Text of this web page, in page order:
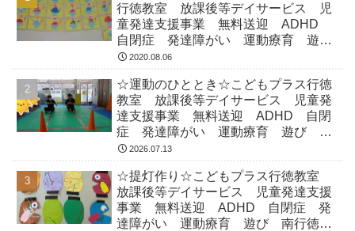
行徳教室 放課後等デイサービス 児
童発達支援事業 無料送迎 ADHD
自閉症 発達障がい 運動療育 遊
び 南行徳 市川市 浦安市
2020.08.06
☆運動のひととき☆こどもプラス行徳
教室 放課後等デイサービス 児童発
達支援事業 無料送迎 ADHD 自閉
症 発達障がい 運動療育 遊び 南
行徳 市川市 浦安市
2026.07.13
☆提灯作り☆こどもプラス行徳教室
放課後等デイサービス 児童発達支援
事業 無料送迎 ADHD 自閉症 発
達障がい 運動療育 遊び 南行徳